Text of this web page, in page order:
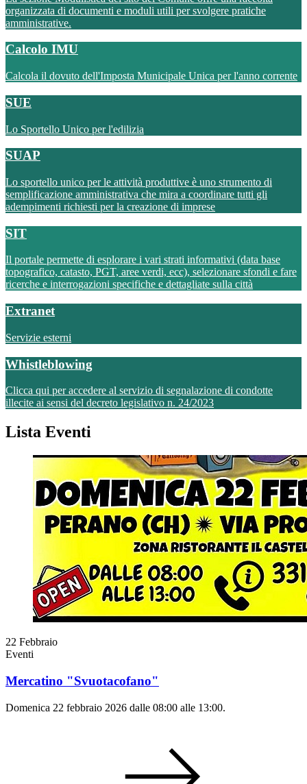
organizzata di documenti e moduli utili per svolgere pratiche
amministrative.
Calcolo IMU
Calcola il dovuto dell'Imposta Municipale Unica per l'anno corrente
SUE
Lo Sportello Unico per l'edilizia
SUAP
Lo sportello unico per le attività produttive è uno strumento di
semplificazione amministrativa che mira a coordinare tutti gli
adempimenti richiesti per la creazione di imprese
SIT
Il portale permette di esplorare i vari strati informativi (data base
topografico, catasto, PGT, aree verdi, ecc), selezionare sfondi e fare
ricerche e interrogazioni specifiche e dettagliate sulla città
Extranet
Servizie esterni
Whistleblowing
Clicca qui per accedere al servizio di segnalazione di condotte
illecite ai sensi del decreto legislativo n. 24/2023
Lista Eventi
22 Febbraio
Eventi
Mercatino "Svuotacofano"
Domenica 22 febbraio 2026 dalle 08:00 alle 13:00.